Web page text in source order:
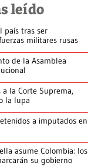
leído
país tras ser
militares rusas
de la Asamblea
a la Corte Suprema,
la lupa
a imputados en
asume Colombia: los
su gobierno